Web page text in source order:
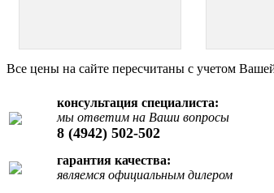
Все цены на сайте пересчитаны с учетом
консультация специалиста:
мы ответим на Ваши вопросы
8 (4942) 502-502
гарантия качества:
являемся официальным дилером